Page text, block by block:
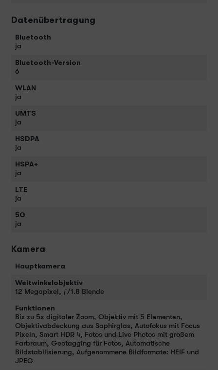
Datenübertragung
Bluetooth
ja
Bluetooth-Version
6
WLAN
ja
UMTS
ja
HSDPA
ja
HSPA+
ja
LTE
ja
5G
ja
Kamera
Hauptkamera
Weitwinkelobjektiv
12 Megapixel, ƒ/1.8 Blende
Funktionen
Bis zu 5x digitaler Zoom, Objektiv mit 5 Elementen,
Objektivabdeckung aus Saphirglas, Autofokus mit Focus
Pixeln, Smart HDR 4, Fotos und Live Photos mit großem
Farbraum, Geotagging für Fotos, Automatische
Bildstabilisierung, Aufgenommene Bildformate: HEIF und
JPEG